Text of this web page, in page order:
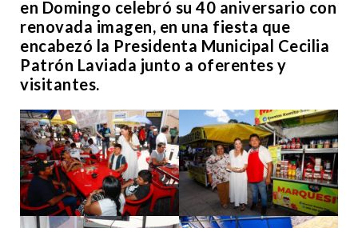
en Domingo celebró su 40 aniversario con
renovada imagen, en una fiesta que
encabezó la Presidenta Municipal Cecilia
Patrón Laviada junto a oferentes y
visitantes.